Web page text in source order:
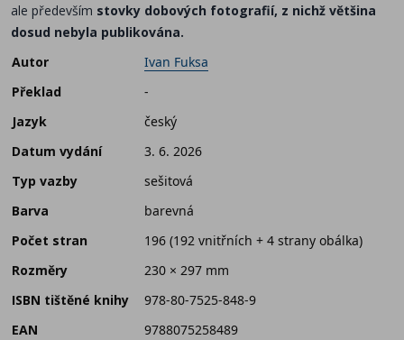
ale především stovky dobových fotografií, z nichž většina
dosud nebyla publikována.
Autor
Ivan Fuksa
Překlad
-
Jazyk
český
Datum vydání
3. 6. 2026
Typ vazby
sešitová
Barva
barevná
Počet stran
196 (192 vnitřních + 4 strany obálka)
Rozměry
230 × 297 mm
ISBN tištěné knihy
978-80-7525-848-9
EAN
9788075258489